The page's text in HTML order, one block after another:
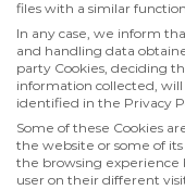
He leído y acepto las
Política de privacidad
Acepto
Deseo recibir
Enviar
files with a similar
In any case, we inform
and handling data
party Cookies, deciding
information collected,
identified in the Privacy
Some of these Cookies
the website or some of
the browsing experience
user on their different